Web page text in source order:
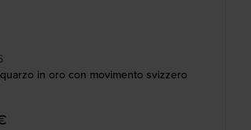
in oro con movimento svizzero